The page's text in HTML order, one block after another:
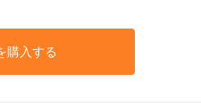
購入する